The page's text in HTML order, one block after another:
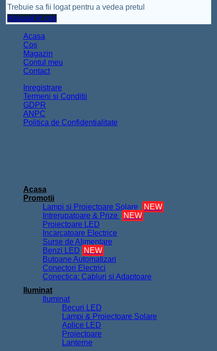
Trebuie sa fii logat pentru a vedea pretul
Adaugă în coș
Acasa
Coș
Magazin
Contul meu
Contact
Inregistrare
Termeni si Conditii
GDPR
ANPC
Politica de Confidentialitate
Acasa
Promotii
Lampi si Proiectoare Solare
NEW
Intrerupatoare & Prize
NEW
Proiectoare LED
Incarcatoare Electrice
Surse de Alimentare
Benzi LED
NEW
Butoane Automatizari
Conectori Electrici
Conectica: Cabluri si Adaptoare
Iluminat
Iluminat
Becuri LED
Lampi & Proiectoare Solare
Aplice LED
Proiectoare
Lanterne